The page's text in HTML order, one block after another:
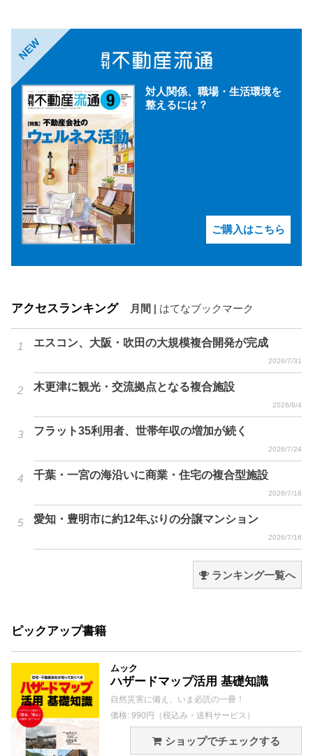
NEW
対人関係、職場・生活環境を
整えるには？
ご購入はこちら
アクセスランキング 月間 はてなブックマーク
エスコン、大阪・吹田の大規模複合開発が完成
2026/7/31
木更津に観光・交流拠点となる複合施設
2026/8/4
フラット35利用者、世帯年収の増加が続く
2026/7/24
千葉・一宮の海沿いに商業・住宅の複合型施設
2026/7/16
愛知・豊明市に約12年ぶりの分譲マンション
2026/7/16
ランキング一覧へ
ピックアップ書籍
ムック
ハザードマップ活用 基礎知識
自然災害に備え、いま必読の一冊！
価格: 990円（税込み・送料サービス）
ショップでチェックする